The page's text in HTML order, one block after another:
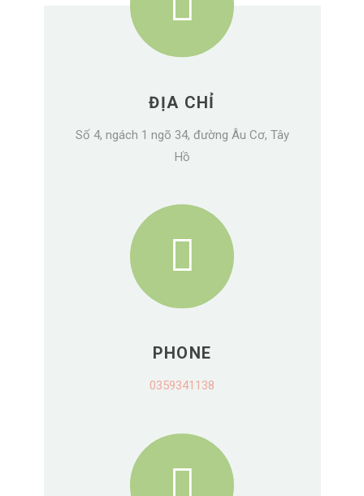
ĐỊA CHỈ
Số 4, ngách 1 ngõ 34, đường Âu Cơ, Tây
Hồ
PHONE
0359341138